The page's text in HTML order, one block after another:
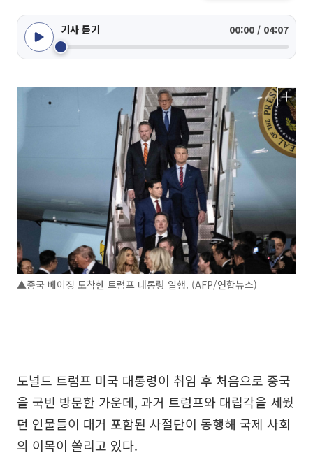
기사 듣기 00:00 / 04:07
▲중국 베이징 도착한 트럼프 대통령 일행. (AFP/연합뉴스)
도널드 트럼프 미국 대통령이 취임 후 처음으로 중국
을 국빈 방문한 가운데, 과거 트럼프와 대립각을 세웠
던 인물들이 대거 포함된 사절단이 동행해 국제 사회
의 이목이 쏠리고 있다.